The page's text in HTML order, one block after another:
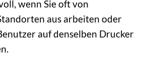
wenn Sie oft von
aus arbeiten oder
auf denselben Drucker